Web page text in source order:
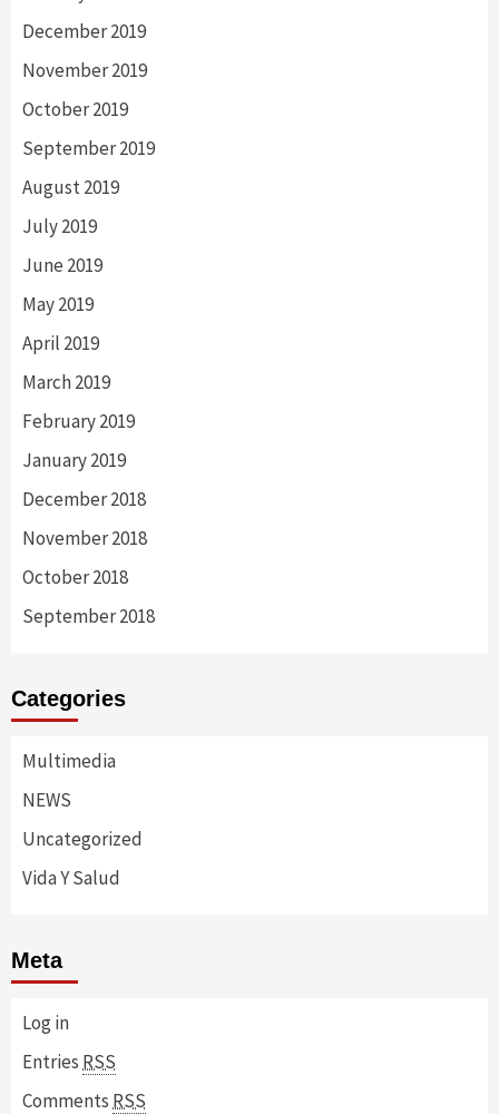
December 2019
November 2019
October 2019
September 2019
August 2019
July 2019
June 2019
May 2019
April 2019
March 2019
February 2019
January 2019
December 2018
November 2018
October 2018
September 2018
Categories
Multimedia
NEWS
Uncategorized
Vida Y Salud
Meta
Log in
Entries RSS
Comments RSS